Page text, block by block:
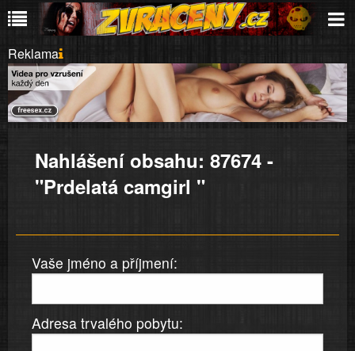
Reklama
Nahlášení obsahu: 87674 -
"Prdelatá camgirl "
Vaše jméno a příjmení:
Adresa trvalého pobytu: